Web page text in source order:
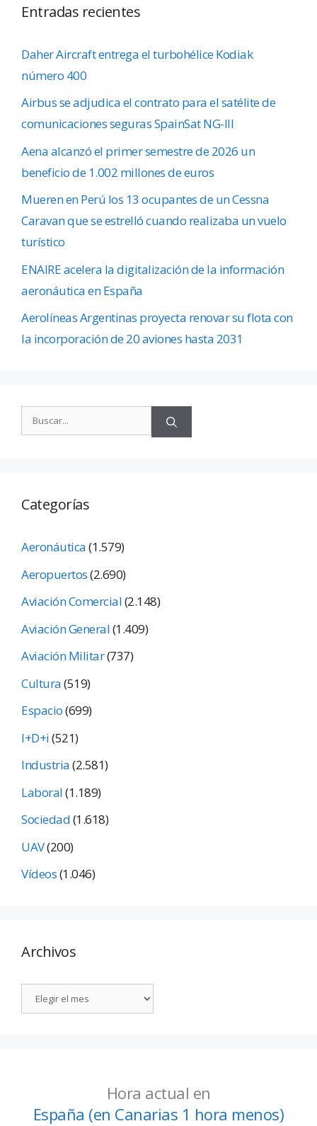
Entradas recientes
Daher Aircraft entrega el turbohélice Kodiak
número 400
Airbus se adjudica el contrato para el satélite de
comunicaciones seguras SpainSat NG-III
Aena alcanzó el primer semestre de 2026 un
beneficio de 1.002 millones de euros
Mueren en Perú los 13 ocupantes de un Cessna
Caravan que se estrelló cuando realizaba un vuelo
turístico
ENAIRE acelera la digitalización de la información
aeronáutica en España
Aerolíneas Argentinas proyecta renovar su flota con
la incorporación de 20 aviones hasta 2031
Categorías
Aeronáutica(1.579)
Aeropuertos(2.690)
Aviación Comercial(2.148)
Aviación General(1.409)
Aviación Militar(737)
Cultura(519)
Espacio(699)
I+D+i(521)
Industria(2.581)
Laboral(1.189)
Sociedad(1.618)
UAV(200)
Vídeos(1.046)
Archivos
Hora actual en
España (en Canarias 1 hora menos)